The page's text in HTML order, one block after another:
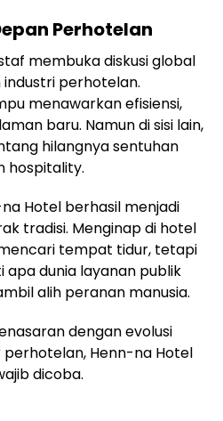
Perhotelan
membuka diskusi global
perhotelan.
menawarkan efisiensi,
baru. Namun di sisi lain,
hilangnya sentuhan
hospitality.
Hotel berhasil menjadi
tradisi. Menginap di hotel
tempat tidur, tetapi
dunia layanan publik
alih peranan manusia.
dengan evolusi
Henn-na Hotel
dicoba.